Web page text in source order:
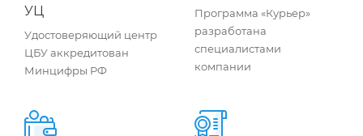
УЦ
Удостоверяющий центр
ЦБУ аккредитован
Минцифры РФ
Программа «Курьер»
разработана
специалистами
компании